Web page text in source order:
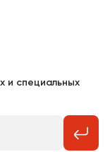
и специальных